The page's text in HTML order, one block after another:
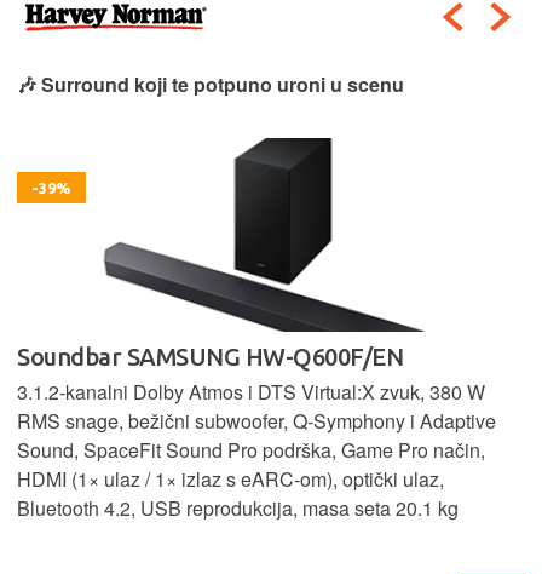
🎶 Surround koji te potpuno uroni u scenu
-39%
Soundbar SAMSUNG HW-Q600F/EN
3.1.2‑kanalni Dolby Atmos i DTS Virtual:X zvuk, 380 W
RMS snage, bežični subwoofer, Q‑Symphony i Adaptive
Sound, SpaceFit Sound Pro podrška, Game Pro način,
HDMI (1× ulaz / 1× izlaz s eARC‑om), optički ulaz,
Bluetooth 4.2, USB reprodukcija, masa seta 20.1 kg